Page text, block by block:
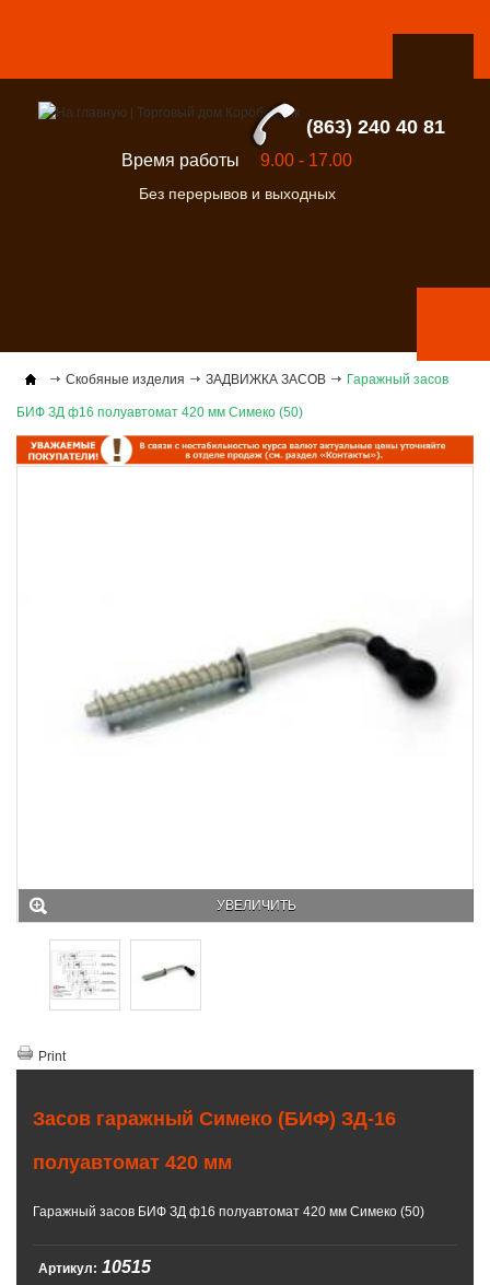
(863) 240 40 81
Время работы 9.00 - 17.00
Без перерывов и выходных
Скобяные изделия ЗАДВИЖКА ЗАСОВ Гаражный засов
БИФ ЗД ф16 полуавтомат 420 мм Симеко (50)
УВЕЛИЧИТЬ
Print
Засов гаражный Симеко (БИФ) ЗД-16
полуавтомат 420 мм
Гаражный засов БИФ ЗД ф16 полуавтомат 420 мм Симеко (50)
Артикул: 10515